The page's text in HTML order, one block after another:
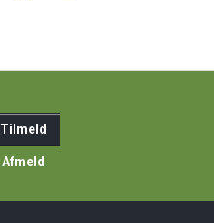
Tilmeld
Afmeld